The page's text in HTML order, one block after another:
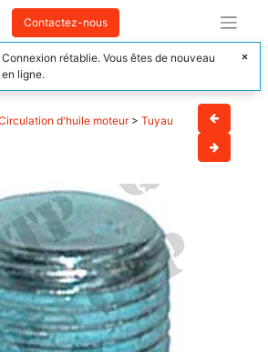
Contactez-nous
d'huile moteur> Tuyau
Connexion rétablie. Vous êtes de nouveau
en ligne.